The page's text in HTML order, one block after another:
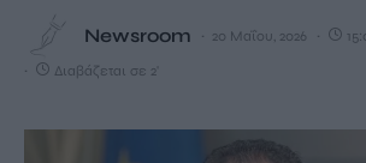
Newsroom 20 Μαΐου, 2026
Διαβάζεται σε 2'